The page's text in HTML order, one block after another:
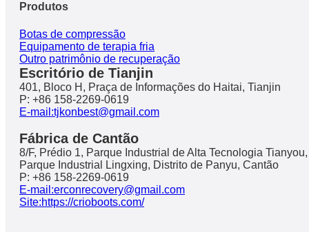
Produtos
Botas de compressão
Equipamento de terapia fria
Outro patrimônio de recuperação
Escritório de Tianjin
401, Bloco H, Praça de Informações do Haitai, Tianjin
P: +86 158-2269-0619
E-mail:tjkonbest@gmail.com
Fábrica de Cantão
8/F, Prédio 1, Parque Industrial de Alta Tecnologia Tianyou,
Parque Industrial Lingxing, Distrito de Panyu, Cantão
P: +86 158-2269-0619
E-mail:erconrecovery@gmail.com
Site:https://crioboots.com/